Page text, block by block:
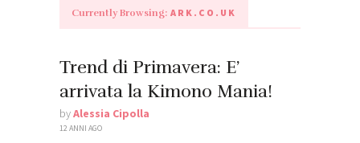
Currently Browsing: ARK.CO.UK
Trend di Primavera: E’
arrivata la Kimono Mania!
byAlessia Cipolla
12 ANNI AGO